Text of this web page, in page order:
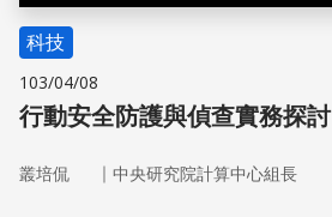
科技
103/04/08
行動安全防護與偵查實務探討
叢培侃 ｜ 中央研究院計算中心組長